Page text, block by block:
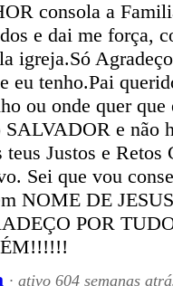
consola a
e dai me força,
igreja.Só
eu tenho.Pai
ou onde quer
e não
Justos e
Sei que vou
NOME DE
POR
· ativo 604 semanas